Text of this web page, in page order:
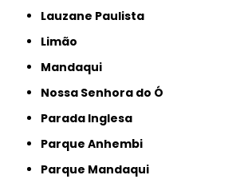
Lauzane Paulista
Limão
Mandaqui
Nossa Senhora do Ó
Parada Inglesa
Parque Anhembi
Parque Mandaqui